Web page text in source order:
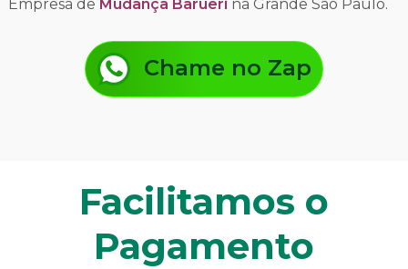
Empresa de Mudança Barueri na Grande São Paulo.
Chame no Zap
Facilitamos o
Pagamento